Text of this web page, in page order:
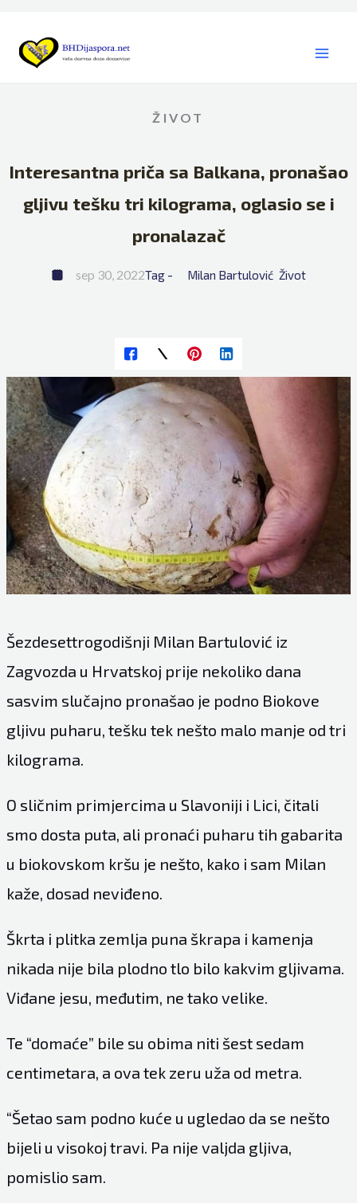
content
ŽIVOT
Interesantna priča sa Balkana, pronašao
gljivu tešku tri kilograma, oglasio se i
pronalazač
sep 30, 2022Tag - Milan Bartulović Život
Šezdesettrogodišnji Milan Bartulović iz
Zagvozda u Hrvatskoj prije nekoliko dana
sasvim slučajno pronašao je podno Biokove
gljivu puharu, tešku tek nešto malo manje od tri
kilograma.
O sličnim primjercima u Slavoniji i Lici, čitali
smo dosta puta, ali pronaći puharu tih gabarita
u biokovskom kršu je nešto, kako i sam Milan
kaže, dosad neviđeno.
Škrta i plitka zemlja puna škrapa i kamenja
nikada nije bila plodno tlo bilo kakvim gljivama.
Viđane jesu, međutim, ne tako velike.
Te “domaće” bile su obima niti šest sedam
centimetara, a ova tek zeru uža od metra.
“Šetao sam podno kuće u ugledao da se nešto
bijeli u visokoj travi. Pa nije valjda gljiva,
pomislio sam.